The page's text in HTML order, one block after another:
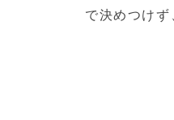
で決めつけ